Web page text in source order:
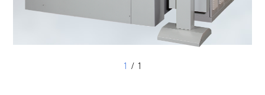
1 / 1